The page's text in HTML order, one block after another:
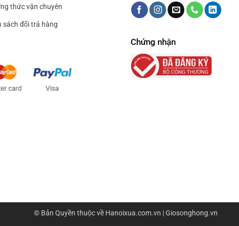
thức vận chuyên
sách đổi trả hàng
Chứng nhận
© Bản Quyền thuộc về Hanoixua.com.vn | Giosonghong.vn